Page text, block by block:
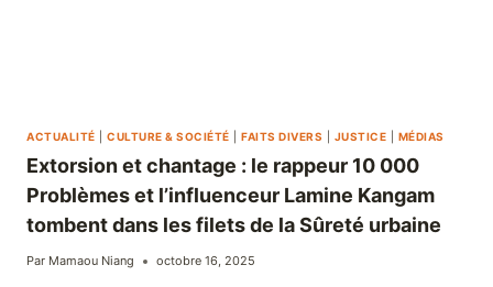
ACTUALITÉ CULTURE & SOCIÉTÉ FAITS DIVERS JUSTICE MÉDIAS
Extorsion et chantage : le rappeur 10 000
Problèmes et l’influenceur Lamine Kangam
tombent dans les filets de la Sûreté urbaine
Par Mamaou Niang octobre 16, 2025